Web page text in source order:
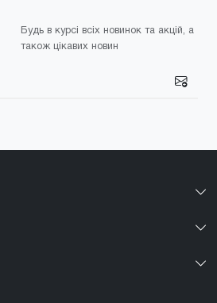
Будь в курсі всіх новинок та акцій, а
також цікавих новин